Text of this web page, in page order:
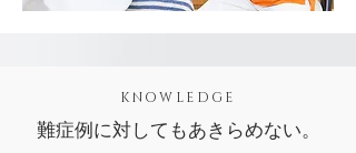
KNOWLEDGE
難症例に対してもあきらめない。